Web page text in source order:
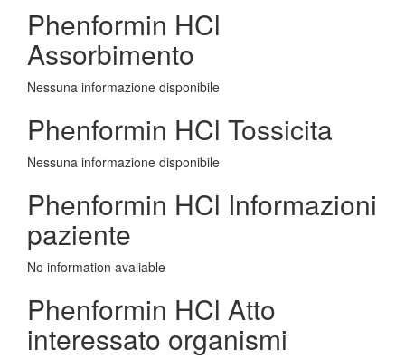
Phenformin HCl
Assorbimento
Nessuna informazione disponibile
Phenformin HCl Tossicita
Nessuna informazione disponibile
Phenformin HCl Informazioni
paziente
No information avaliable
Phenformin HCl Atto
interessato organismi